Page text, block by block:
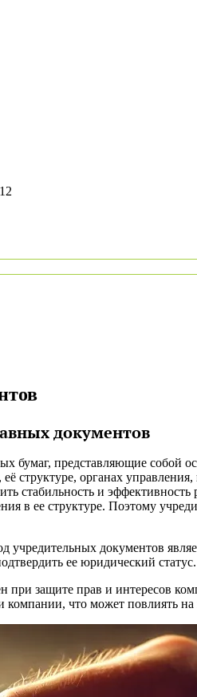
документов
бумаг, представляющие собой
структуре, органах
стабильность и
в ее структуре. Поэтому
документов
ее юридический статус.
при защите прав и интересов
что может повлиять на